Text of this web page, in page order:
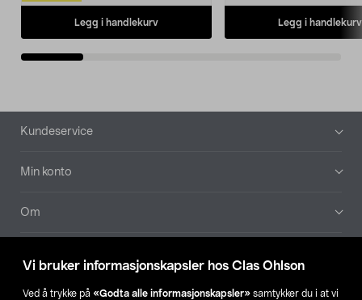
Vi bruker informasjonskapsler hos Clas Ohlson
Ved å trykke på «Godta alle informasjonskapsler» samtykker du i at vi
Legg i handlekurv Legg i handlekurv
Bunntekst
Kundeservice
Min konto
Om
Våre selskaper